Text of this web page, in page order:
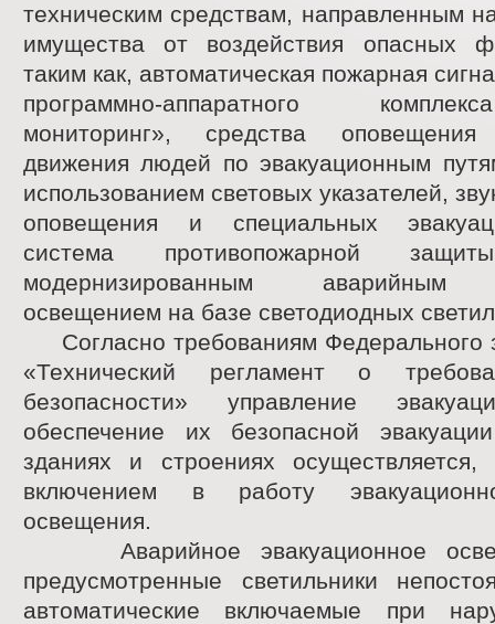
техническим средствам, направленным
имущества от воздействия опасных
таким как, автоматическая пожарная
программно-аппаратного
мониторинг», средства
движения людей по эвакуационным
использованием световых указателей,
оповещения и специальных
система противопожарной
модернизированным аварийным
освещением на базе светодиодных
Согласно требованиям
«Технический регламент о
безопасности» управление
обеспечение их безопасной
зданиях и строениях
включением в работу
освещения.
Аварийное эвакуационное
предусмотренные светильники
автоматические включаемые при